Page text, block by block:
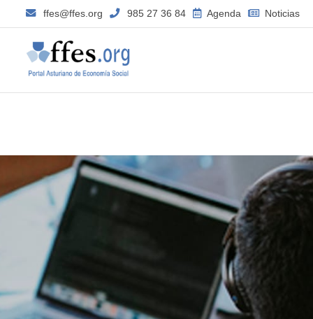
ffes@ffes.org 985 27 36 84 Agenda Noticias